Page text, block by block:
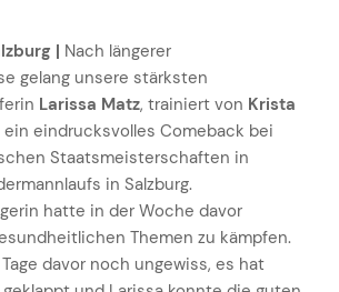
| Nach längerer
gelang unsere stärksten
Larissa Matz, trainiert von Krista
ein eindrucksvolles Comeback bei
Staatsmeisterschaften in
in Salzburg.
hatte in der Woche davor
Themen zu kämpfen.
davor noch ungewiss, es hat